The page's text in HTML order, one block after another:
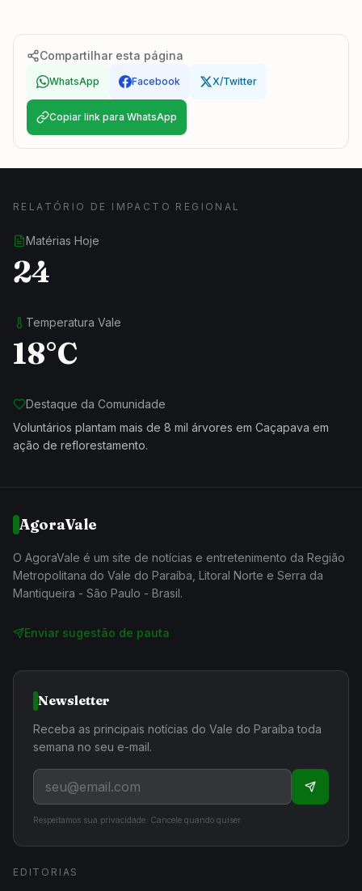
Compartilhar esta página
WhatsApp Facebook X/Twitter
Copiar link para WhatsApp
RELATÓRIO DE IMPACTO REGIONAL
Matérias Hoje
24
Temperatura Vale
18°C
Destaque da Comunidade
Voluntários plantam mais de 8 mil árvores em Caçapava em
ação de reflorestamento.
AgoraVale
O AgoraVale é um site de notícias e entretenimento da Região
Metropolitana do Vale do Paraíba, Litoral Norte e Serra da
Mantiqueira - São Paulo - Brasil.
Enviar sugestão de pauta
Newsletter
Receba as principais notícias do Vale do Paraíba toda
semana no seu e-mail.
Respeitamos sua privacidade. Cancele quando quiser.
EDITORIAS